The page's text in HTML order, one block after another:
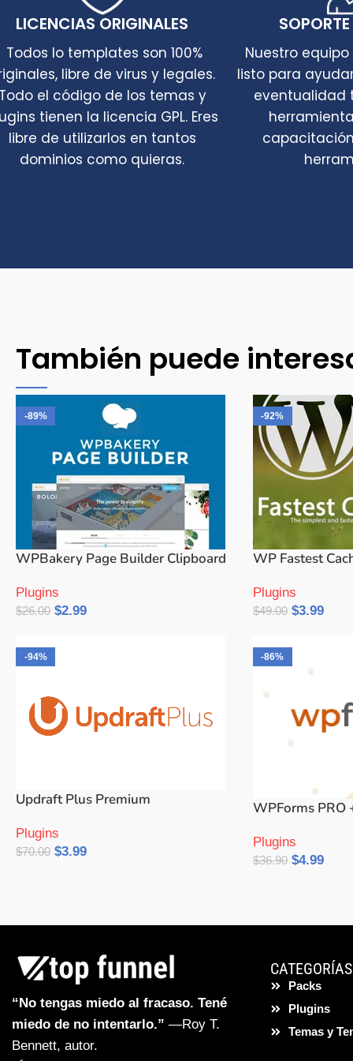
LICENCIAS ORIGINALES
Todos lo templates son 100%
libre de virus y legales.
el código de los temas y
tienen la licencia GPL. Eres
libre de utilizarlos en tantos
dominios como quieras.
Nuestro
listo para
eventualidad
También puede
-89%
WPBakery Page Builder Clipboard
Plugins
$26.00 $2.99
-92%
WP Fastest
Plugins
$49.00 $3.99
-94%
Updraft Plus Premium
Plugins
$70.00 $3.99
-86%
WPForms PRO
Plugins
$36.90 $4.99
“No tengas miedo al fracaso. Tené
miedo de no intentarlo.” —Roy T.
Bennett, autor.
CATEGORÍAS
Packs
Plugins
Temas y